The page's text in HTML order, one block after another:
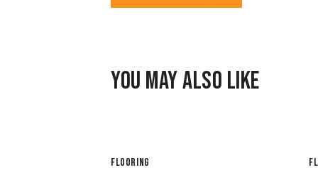
YOU MAY ALSO LIKE
FLOORING